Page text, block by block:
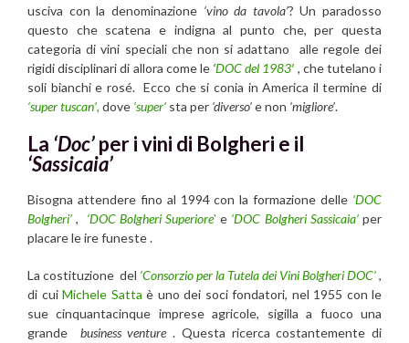
usciva con la denominazione ‘vino da tavola’? Un paradosso
questo che scatena e indigna al punto che, per questa
categoria di vini speciali che non si adattano alle regole dei
rigidi disciplinari di allora come le ‘DOC del 1983′ , che tutelano i
soli bianchi e rosé. Ecco che si conia in America il termine di
‘super tuscan’, dove ‘super’ sta per ‘diverso’e non ‘migliore’.
La ‘Doc’per i vini di Bolgheri e il
‘Sassicaia’
Bisogna attendere fino al 1994 con la formazione delle ‘DOC
Bolgheri’ , ‘DOC Bolgheri Superiore’ e ‘DOC Bolgheri Sassicaia’per
placare le ire funeste .
La costituzione del ‘Consorzio per la Tutela dei Vini Bolgheri DOC’,
di cui Michele Satta è uno dei soci fondatori, nel 1955 con le
sue cinquantacinque imprese agricole, sigilla a fuoco una
grande business venture . Questa ricerca costantemente di